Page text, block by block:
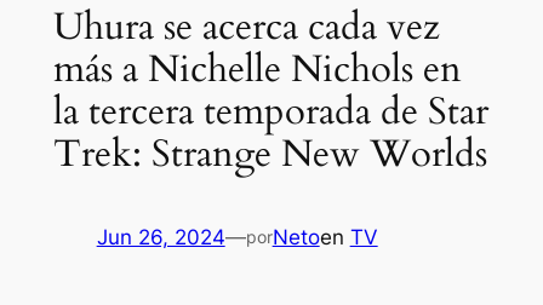
Uhura se acerca cada vez
más a Nichelle Nichols en
la tercera temporada de Star
Trek: Strange New Worlds
Jun 26, 2024—porNetoen TV